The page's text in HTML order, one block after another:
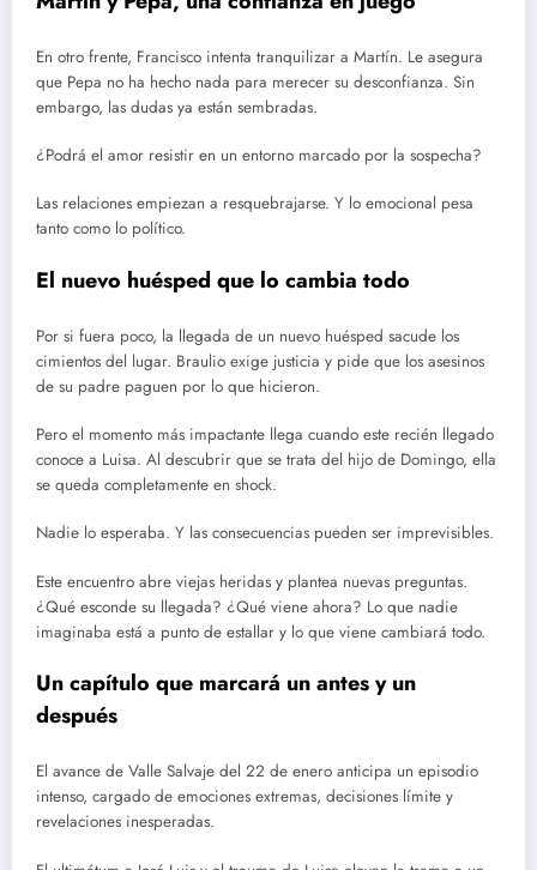
En otro frente, Francisco intenta tranquilizar a Martín. Le asegura
que Pepa no ha hecho nada para merecer su desconfianza. Sin
embargo, las dudas ya están sembradas.
¿Podrá el amor resistir en un entorno marcado por la sospecha?
Las relaciones empiezan a resquebrajarse. Y lo emocional pesa
tanto como lo político.
El nuevo huésped que lo cambia todo
Por si fuera poco, la llegada de un nuevo huésped sacude los
cimientos del lugar. Braulio exige justicia y pide que los asesinos
de su padre paguen por lo que hicieron.
Pero el momento más impactante llega cuando este recién llegado
conoce a Luisa. Al descubrir que se trata del hijo de Domingo, ella
se queda completamente en shock.
Nadie lo esperaba. Y las consecuencias pueden ser imprevisibles.
Este encuentro abre viejas heridas y plantea nuevas preguntas.
¿Qué esconde su llegada? ¿Qué viene ahora? Lo que nadie
imaginaba está a punto de estallar y lo que viene cambiará todo.
Un capítulo que marcará un antes y un
después
El avance de Valle Salvaje del 22 de enero anticipa un episodio
intenso, cargado de emociones extremas, decisiones límite y
revelaciones inesperadas.